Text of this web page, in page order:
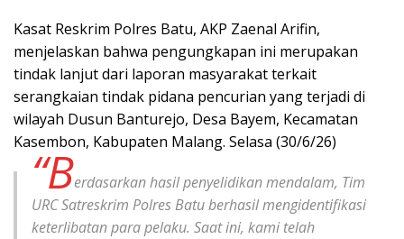
Kasat Reskrim Polres Batu, AKP Zaenal Arifin,
menjelaskan bahwa pengungkapan ini merupakan
tindak lanjut dari laporan masyarakat terkait
serangkaian tindak pidana pencurian yang terjadi di
wilayah Dusun Banturejo, Desa Bayem, Kecamatan
Kasembon, Kabupaten Malang. Selasa (30/6/26)
“Berdasarkan hasil penyelidikan mendalam, Tim
URC Satreskrim Polres Batu berhasil mengidentifikasi
keterlibatan para pelaku. Saat ini, kami telah